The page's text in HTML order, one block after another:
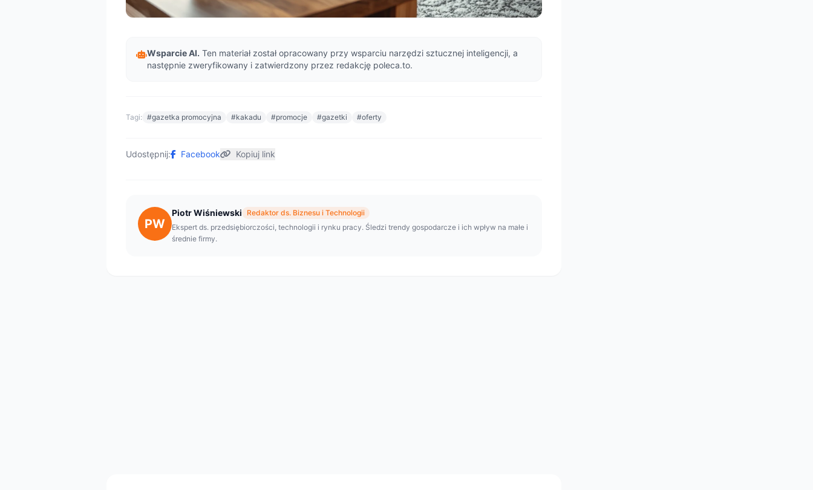
Wsparcie AI. Ten materiał został opracowany przy wsparciu narzędzi sztucznej inteligencji, a
następnie zweryfikowany i zatwierdzony przez redakcję poleca.to.
Tagi: #gazetka promocyjna #kakadu #promocje #gazetki #oferty
Udostępnij: Facebook Kopiuj link
PW
Piotr Wiśniewski
Redaktor ds. Biznesu i Technologii
Ekspert ds. przedsiębiorczości, technologii i rynku pracy. Śledzi trendy gospodarcze i ich wpływ na małe i
średnie firmy.